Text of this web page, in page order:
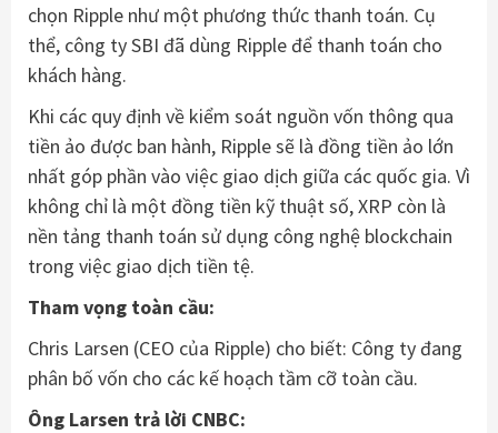
chọn Ripple như một phương thức thanh toán. Cụ
thể, công ty SBI đã dùng Ripple để thanh toán cho
khách hàng.
Khi các quy định về kiểm soát nguồn vốn thông qua
tiền ảo được ban hành, Ripple sẽ là đồng tiền ảo lớn
nhất góp phần vào việc giao dịch giữa các quốc gia. Vì
không chỉ là một đồng tiền kỹ thuật số, XRP còn là
nền tảng thanh toán sử dụng công nghệ blockchain
trong việc giao dịch tiền tệ.
Tham vọng toàn cầu:
Chris Larsen (CEO của Ripple) cho biết: Công ty đang
phân bố vốn cho các kế hoạch tầm cỡ toàn cầu.
Ông Larsen trả lời CNBC: